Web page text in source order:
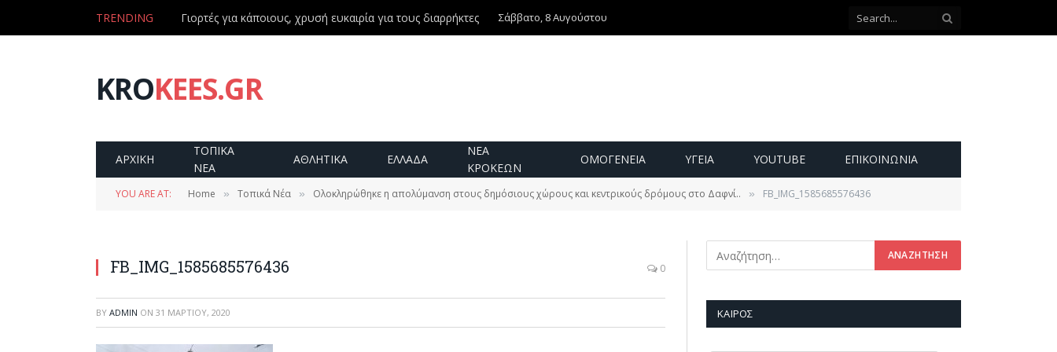
TRENDING Γιορτές για κάποιους, χρυσή ευκαιρία για τους διαρρήκτες Σάββατο, 8 Αυγούστου
KROKEES.GR
ΑΡΧΙΚΗ
ΤΟΠΙΚΑ
ΝΕΑ
ΑΘΛΗΤΙΚΑ ΕΛΛΑΔΑ
ΝΕΑ
ΚΡΟΚΕΩΝ
ΟΜΟΓΕΝΕΙΑ ΥΓΕΙΑ YOUTUBE ΕΠΙΚΟΙΝΩΝΊΑ
YOU ARE AT: Home » Τοπικά Νέα » Ολοκληρώθηκε η απολύμανση στους δημόσιους χώρους και κεντρικούς δρόμους στο Δαφνί.. » FB_IMG_1585685576436
FB_IMG_1585685576436 0
BY ADMIN ON 31 ΜΑΡΤΊΟΥ, 2020 ΚΑΙΡΌΣ